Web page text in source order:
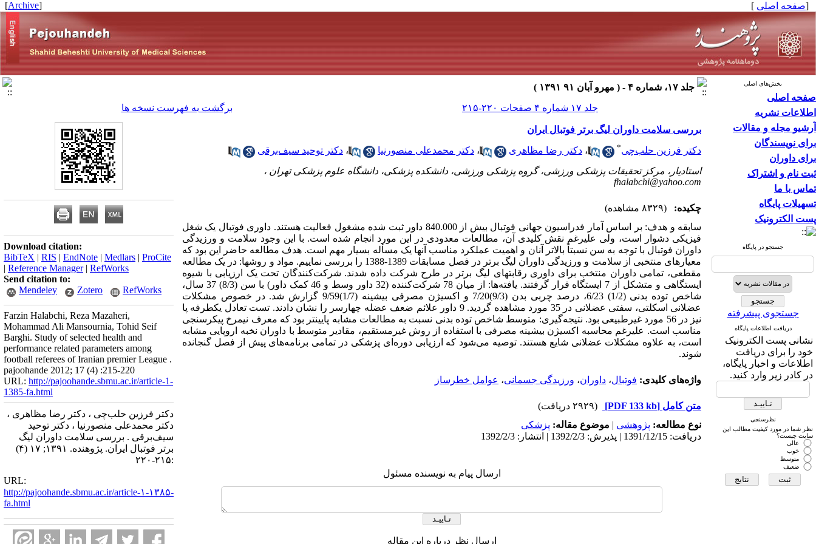
[صفحه اصلی ]
[
Archive
]
بخش‌های اصلی
صفحه اصلی
اطلاعات نشریه
آرشیو مجله و مقالات
برای نویسندگان
برای داوران
ثبت نام و اشتراک
تماس با ما
تسهیلات پایگاه
پست الکترونیک
جستجو در پایگاه
جستجوی پیشرفته
دریافت اطلاعات پایگاه
نشانی پست الکترونیک
خود را برای دریافت
اطلاعات و اخبار پایگاه،
در کادر زیر وارد کنید.
نظرسنجی
نظر شما در مورد کیفیت مطالب این
سایت چیست؟
عالی
خوب
متوسط
ضعیف
جلد ۱۷، شماره ۴ - ( مهرو آبان ۹۱ ۱۳۹۱ )
جلد ۱۷ شماره ۴ صفحات ۲۲۰-۲۱۵
برگشت به فهرست نسخه ها
بررسی سلامت داوران لیگ برتر فوتبال ایران
دکتر فرزین حلب‌چی* ، دکتر رضا مظاهری ، دکتر محمدعلی منصورنیا ، دکتر توحید سیف‌برقی
استادیار، مرکز تحقیقات پزشکی ورزشی، گروه پزشکی ورزشی، دانشکده پزشکی، دانشگاه علوم پزشکی تهران ،
fhalabchi@yahoo.com
چکیده:
(۸۳۲۹ مشاهده)
سابقه و هدف: بر اساس آمار فدراسیون جهانی فوتبال بیش از 840.000 داور ثبت شده مشغول فعالیت هستند. داوری فوتبال یک شغل
فیزیکی دشوار است، ولی علیرغم نقش کلیدی آن، مطالعات معدودی در این مورد انجام شده‌ است. با این وجود سلامت و ورزیدگی
داوران فوتبال با توجه به سن نسبتاً بالاتر آنان و اهمیت عملکرد مناسب آنها یک مسأله بسیار مهم است. هدف مطالعه حاضر این بود که
معیارهای منتخبی از سلامت و ورزیدگی داوران لیگ برتر در فصل مسابقات 1389-1388 را بررسی نماییم. مواد و روشها: در یک مطالعه
مقطعی، تمامی داوران منتخب برای داوری رقابتهای لیگ برتر در طرح شرکت داده شدند. شرکت‌کنندگان تحت یک ارزیابی با شیوه
ایستگاهی و متشکل از 7 ایستگاه قرار گرفتند. یافته‌ها: از میان 78 شرکت‌کننده (32 داور وسط و 46 کمک داور) با سن (8/3) 37 سال،
شاخص توده بدنی (1/2) 6/23، درصد چربی بدن (9/3)7/20 و اکسیژن مصرفی بیشینه (1/7)9/59 گزارش شد. در خصوص مشکلات
عضلانی اسکلتی، سفتی عضلانی در 35 مورد مشاهده گردید. 9 داور علائم ضعف عضله چهارسر را نشان دادند. تست تعادل یکطرفه پا
نیز در 56 مورد غیرطبیعی بود. نتیجه‌گیری: متوسط شاخص توده بدنی نسبت به مطالعات مشابه پایینتر بود که معرف نیمرخ پیکرسنجی
مناسب است. علیرغم محاسبه اکسیژن بیشینه مصرفی با استفاده از روش غیرمستقیم، مقادیر متوسط با داوران نخبه اروپایی مشابه
است، به‌ علاوه مشکلات عضلانی شایع هستند. توصیه می‌شود که ارزیابی دوره‌ای پزشکی در تمامی برنامه‌های پیش از فصل گنجانده
شوند.
واژه‌های کلیدی: فوتبال، داوران، ورزیدگی جسمانی، عوامل خطرساز
متن کامل [PDF 133 kb]
(۲۹۲۹ دریافت)
نوع مطالعه: پژوهشی | موضوع مقاله: پزشکی
دریافت: 1391/12/15 | پذیرش: 1392/2/3 | انتشار: 1392/2/3
ارسال پیام به نویسنده مسئول
ارسال نظر درباره این مقاله
Download citation:
BibTeX | RIS | EndNote | Medlars | ProCite
| Reference Manager| RefWorks
Send citation to:
Mendeley
Zotero RefWorks
Farzin Halabchi, Reza Mazaheri,
Mohammad Ali Mansournia, Tohid Seif
Barghi. Study of selected health and
performance related parameters among
football referees of Iranian premier League .
pajoohande 2012; 17 (4) :215-220
URL: http://pajoohande.sbmu.ac.ir/article-1-
1385-fa.html
دکتر فرزین حلب‌چی ، دکتر رضا مظاهری ،
دکتر محمدعلی منصورنیا ، دکتر توحید
سیف‌برقی . بررسی سلامت داوران لیگ
برتر فوتبال ایران. پژوهنده. ۱۳۹۱; ۱۷ (۴)
:۲۱۵-۲۲۰
URL:
http://pajoohande.sbmu.ac.ir/article-۱-۱۳۸۵-
fa.html